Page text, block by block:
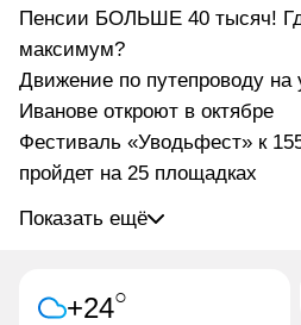
Пенсии БОЛЬШЕ 40 тысяч!
максимум?
Движение по путепроводу
Иванове откроют в октябре
Фестиваль «Уводьфест» к
пройдет на 25 площадках
Показать ещё
+24○